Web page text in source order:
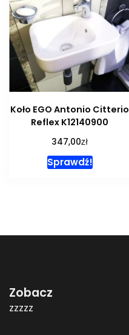
Koło EGO Antonio Citterio
Reflex K12140900
347,00zł
Sprawdź!
Zobacz
zzzzz